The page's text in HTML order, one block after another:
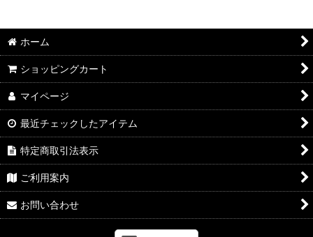
ホーム
ショッピングカート
マイページ
最近チェックしたアイテム
特定商取引法表示
ご利用案内
お問い合わせ